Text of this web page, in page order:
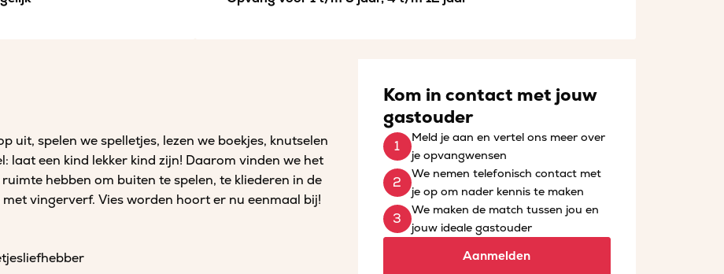
uit, spelen we spelletjes, lezen we boekjes, knutselen
laat een kind lekker kind zijn! Daarom vinden we het
hebben om buiten te spelen, te kliederen in de
vingerverf. Vies worden hoort er nu eenmaal bij!
Kom in contact met jouw
gastouder
Meld je aan en vertel ons meer over
je opvangwensen
We nemen telefonisch contact met
je op om nader kennis te maken
We maken de match tussen jou en
jouw ideale gastouder
Aanmelden